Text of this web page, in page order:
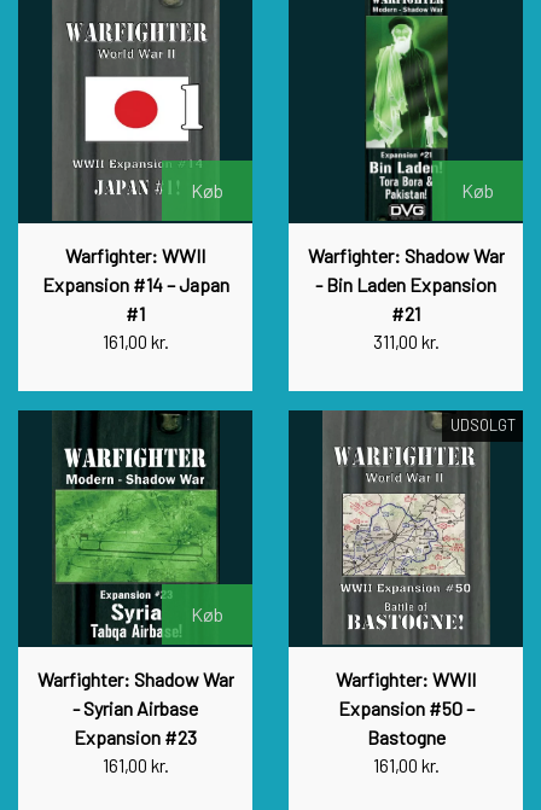
Køb
Warfighter: WWII
Expansion #14 – Japan
#1
161,00 kr.
Køb
Warfighter: Shadow War
- Bin Laden Expansion
#21
311,00 kr.
Køb
Warfighter: Shadow War
- Syrian Airbase
Expansion #23
161,00 kr.
UDSOLGT
Warfighter: WWII
Expansion #50 –
Bastogne
161,00 kr.